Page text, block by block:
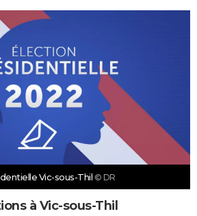
Vic-sous-Thil © DR
à Vic-sous-Thil